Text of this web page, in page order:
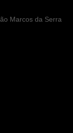
Marcos da Serra